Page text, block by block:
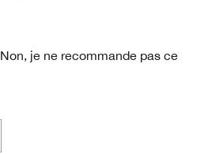
Non, je ne recommande pas ce